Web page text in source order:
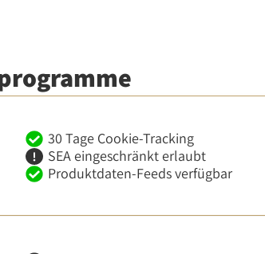
30 Tage Cookie-Tracking
SEA eingeschränkt erlaubt
Produktdaten-Feeds verfügbar